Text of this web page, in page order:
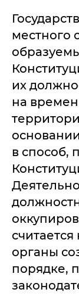
местного
их
на
в способ,
органы
порядке,